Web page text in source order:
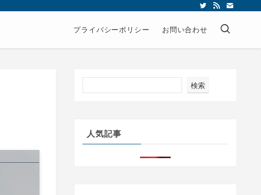
プライバシーポリシー お問い合わせ
検索
人気記事